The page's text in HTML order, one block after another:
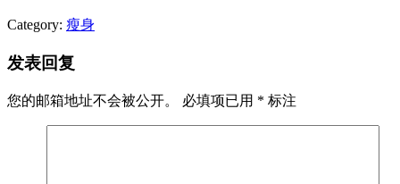
Category: 瘦身
发表回复
您的邮箱地址不会被公开。 必填项已用 * 标注